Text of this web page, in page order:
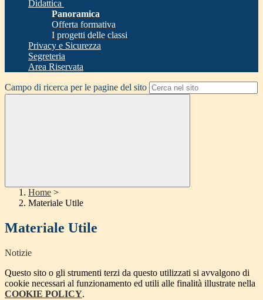
Didattica
Panoramica
Offerta formativa
I progetti delle classi
Privacy e Sicurezza
Segreteria
Area Riservata
Campo di ricerca per le pagine del sito
Home >
Materiale Utile
Materiale Utile
Notizie
Questo sito o gli strumenti terzi da questo utilizzati si avvalgono di
cookie necessari al funzionamento ed utili alle finalità illustrate nella
COOKIE POLICY.